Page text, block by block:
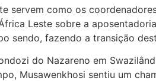
servem como os
Leste sobre a
sendo, fazendo a transição
do Nazareno em
Musawenkhosi sentiu um